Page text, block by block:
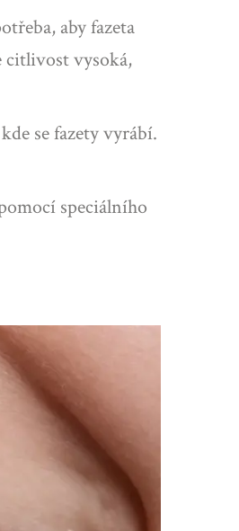
aby fazeta
citlivost vysoká,
se fazety vyrábí.
speciálního